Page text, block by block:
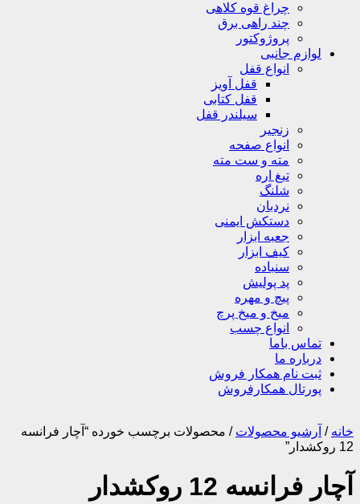
چراغ قوه کلاهی
چند راهی برق
پروژوکتور
لوازم جانبی
انواع قفل
قفل آویز
قفل کتابی
سیلندر قفل
زنجیر
انواع صفحه
مته و ست مته
تیغ اره
شلنگ
نردبان
دستکش ایمنی
جعبه ابزار
کیف ابزار
سنباده
پد پولیش
پیچ و مهره
میخ و میخ پرچ
انواع چسب
تماس باما
درباره ما
ثبت نام همکار فروش
پورتال همکارفروش
خانه / آرشیو محصولات / محصولات برچسب خورده “آچار فرانسه
12 روکشدار”
آچار فرانسه 12 روکشدار